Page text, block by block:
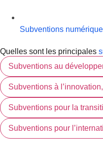
Subventions
Quelles sont les principales
Subventions au
Subventions à
Subventions pour la
Subventions pour